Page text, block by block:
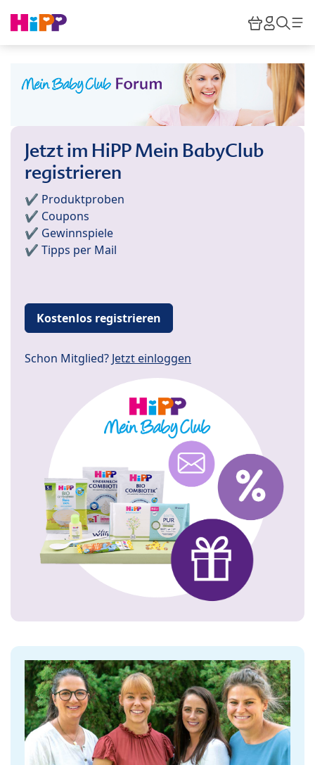
HiPP
Jetzt im HiPP Mein BabyClub
registrieren
✔️ Produktproben
✔️ Coupons
✔️ Gewinnspiele
✔️ Tipps per Mail
Kostenlos registrieren
Schon Mitglied? Jetzt einloggen